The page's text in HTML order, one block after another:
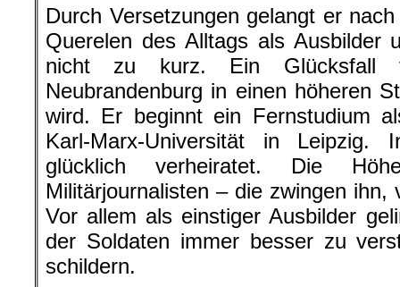
Durch Versetzungen gelangt er
Querelen des Alltags als Ausbilder
nicht zu kurz. Ein
Neubrandenburg in einen höheren
wird. Er beginnt ein Fernstudium
Karl-Marx-Universität in Leipzig.
glücklich verheiratet. Die
Militärjournalisten – die zwingen ihn,
Vor allem als einstiger Ausbilder
der Soldaten immer besser zu
schildern.